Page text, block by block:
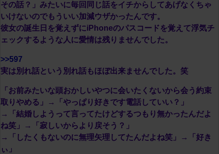
その話？」みたいに毎回同じ話をイチからしてあげなくちゃ
いけないのでもういい加減ウザかったんです。
彼女の誕生日を覚えずにiPhoneのパスコードを覚えて浮気チ
ェックするような人に愛情は残りませんでした。
>>597
実は別れ話という別れ話もほぼ出来ませんでした。笑
「お前みたいな頭おかしいやつに会いたくないから会う約束
取りやめる」→「やっぱり好きです電話していい？」
→「結婚しようって言ってたけどするつもり無かったんだよ
ね笑」→「寂しいからより戻そう？」
→「したくもないのに無理矢理してたんだよね笑」→「好き
ぃ」